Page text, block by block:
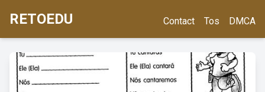
RETOEDU Contact Tos DMCA